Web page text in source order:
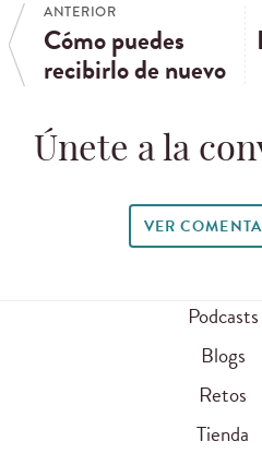
ANTERIOR
Cómo puedes
recibirlo de nuevo
Únete a la
VER
Podcasts
Blogs
Retos
Tienda